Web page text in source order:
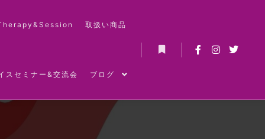
取扱い商品
スセミナー&交流会 ブログ